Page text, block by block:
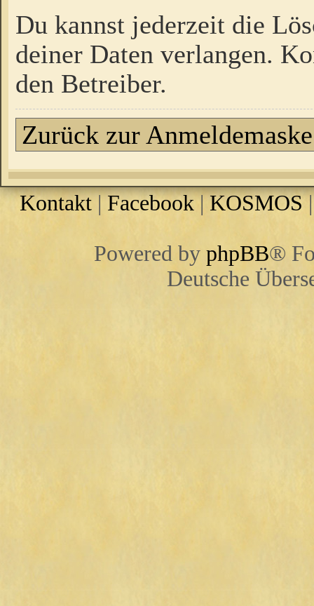
Du kannst jederzeit die
deiner Daten verlangen.
den Betreiber.
Zurück zur Anmeldemaske
Kontakt | Facebook| KOSMOS
Powered by phpBB®
Deutsche